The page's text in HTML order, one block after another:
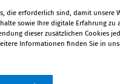
Nachrichten des
Web.
die erforderlich sind, damit unsere
sowie Ihre digitale Erfahrung
dieser zusätzlichen Cookies
Informationen finden Sie in